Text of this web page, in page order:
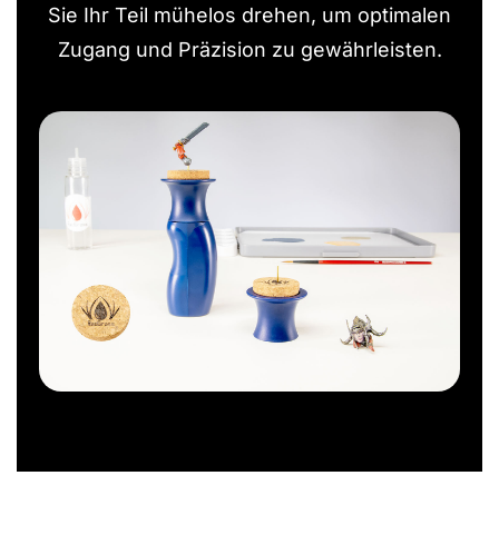
Sie Ihr Teil mühelos drehen, um optimalen
Zugang und Präzision zu gewährleisten.